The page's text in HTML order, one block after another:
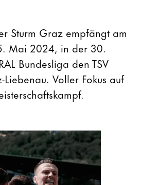
Sturm Graz empfängt am
Mai 2024, in der 30.
Bundesliga den TSV
Voller Fokus auf